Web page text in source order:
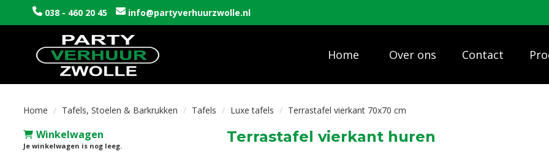
038 - 460 20 45 info@partyverhuurzwolle.nl
Home Over ons Contact
Home Tafels, Stoelen & Barkrukken Tafels Luxe tafels Terrastafel vierkant 70x70 cm
Winkelwagen
Je winkelwagen is nog leeg.
Terrastafel vierkant huren